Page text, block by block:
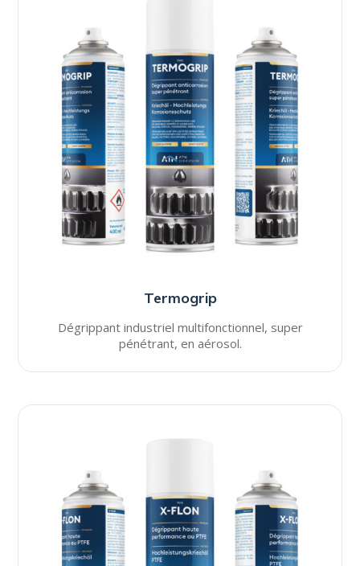
Termogrip
Dégrippant industriel multifonctionnel, super
pénétrant, en aérosol.